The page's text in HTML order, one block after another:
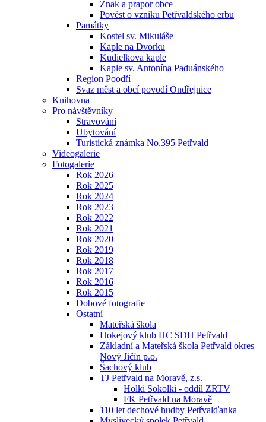
Znak a prapor obce
Pověst o vzniku Petřvaldského erbu
Památky
Kostel sv. Mikuláše
Kaple na Dvorku
Kudielkova kaple
Kaple sv. Antonína Paduánského
Region Poodří
Svaz měst a obcí povodí Ondřejnice
Knihovna
Pro návštěvníky
Stravování
Ubytování
Turistická známka No.395 Petřvald
Videogalerie
Fotogalerie
Rok 2026
Rok 2025
Rok 2024
Rok 2023
Rok 2022
Rok 2021
Rok 2020
Rok 2019
Rok 2018
Rok 2017
Rok 2016
Rok 2015
Dobové fotografie
Ostatní
Mateřská škola
Hokejový klub HC SDH Petřvald
Základní a Mateřská škola Petřvald okres
Nový Jičín p.o.
Šachový klub
TJ Petřvald na Moravě, z.s.
Holki Sokolki - oddíl ZRTV
FK Petřvald na Moravě
110 let dechové hudby Petřvalďanka